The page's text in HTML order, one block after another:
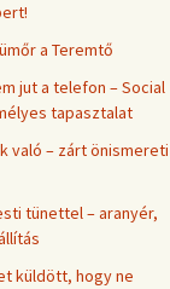
a Teremtő
jut a telefon – Social
tapasztalat
való – zárt önismereti
tünettel – aranyér,
küldött, hogy ne